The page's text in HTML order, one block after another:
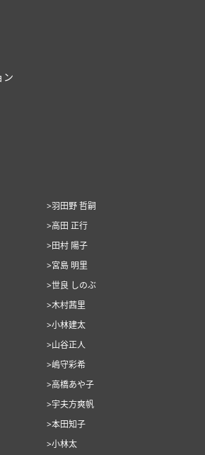
ABOUT US
STAFF BLOG
RECRUIT
資料請求
個別相談
様専用サイト CLUB RENOVES
ン
>羽田野 哲嗣
>高田 正行
>田村 陽子
>宮島 明里
>世良 しのぶ
>木村茜里
>小林建太
>山谷正人
>嶋守彩希
>高橋あや子
>宇夫方爽帆
>本田知子
>小林太